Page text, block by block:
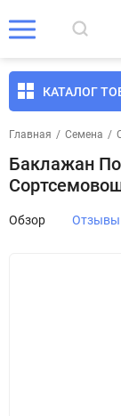
КАТАЛОГ
Главная / Семена /
Баклажан
Обзор Отзывы